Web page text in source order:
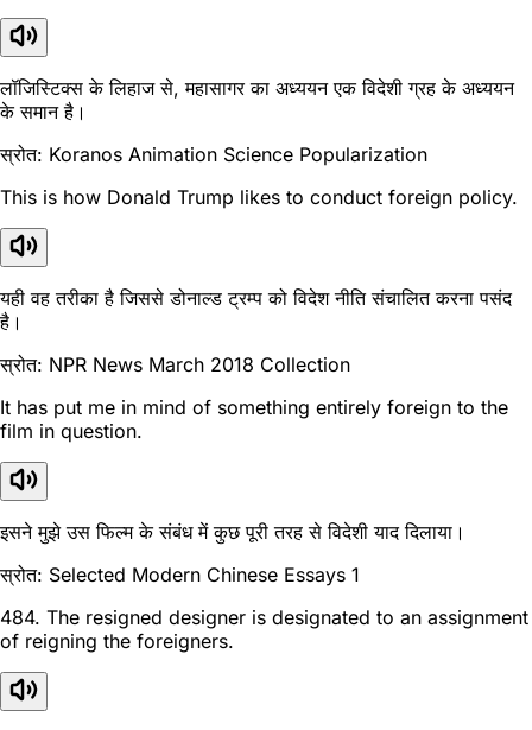
लॉजिस्टिक्स के लिहाज से, महासागर का अध्ययन एक विदेशी ग्रह के अध्ययन
के समान है।
स्रोत: Koranos Animation Science Popularization
This is how Donald Trump likes to conduct foreign policy.
यही वह तरीका है जिससे डोनाल्ड ट्रम्प को विदेश नीति संचालित करना पसंद
है।
स्रोत: NPR News March 2018 Collection
It has put me in mind of something entirely foreign to the
film in question.
इसने मुझे उस फिल्म के संबंध में कुछ पूरी तरह से विदेशी याद दिलाया।
स्रोत: Selected Modern Chinese Essays 1
484. The resigned designer is designated to an assignment
of reigning the foreigners.